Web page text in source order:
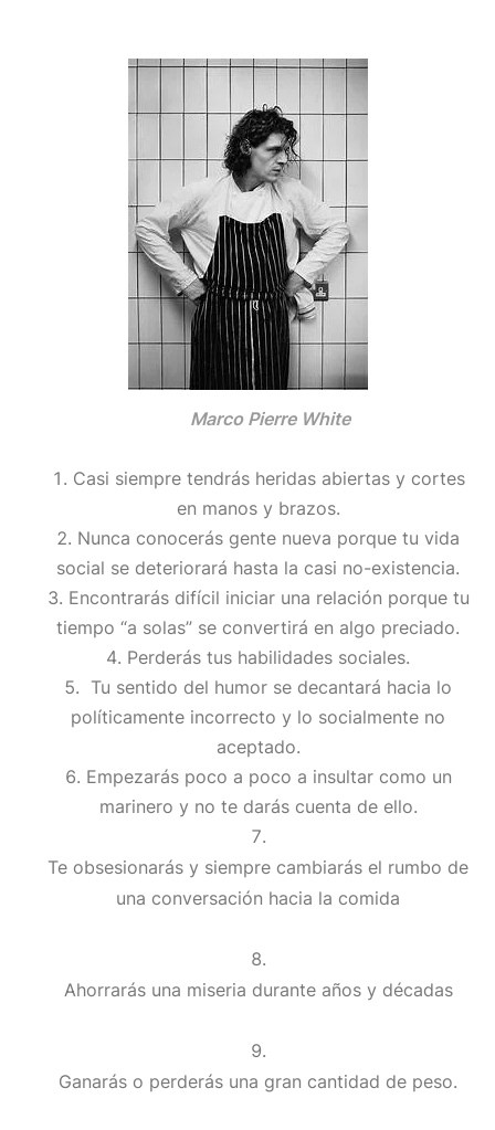
Marco Pierre White
Casi siempre tendrás heridas abiertas y cortes
en manos y brazos.
Nunca conocerás gente nueva porque tu vida
social se deteriorará hasta la casi no-existencia.
Encontrarás difícil iniciar una relación porque tu
tiempo “a solas” se convertirá en algo preciado.
Perderás tus habilidades sociales.
Tu sentido del humor se decantará hacia lo
políticamente incorrecto y lo socialmente no
aceptado.
Empezarás poco a poco a insultar como un
marinero y no te darás cuenta de ello.
Te obsesionarás y siempre cambiarás el rumbo de
una conversación hacia la comida
Ahorrarás una miseria durante años y décadas
Ganarás o perderás una gran cantidad de peso.